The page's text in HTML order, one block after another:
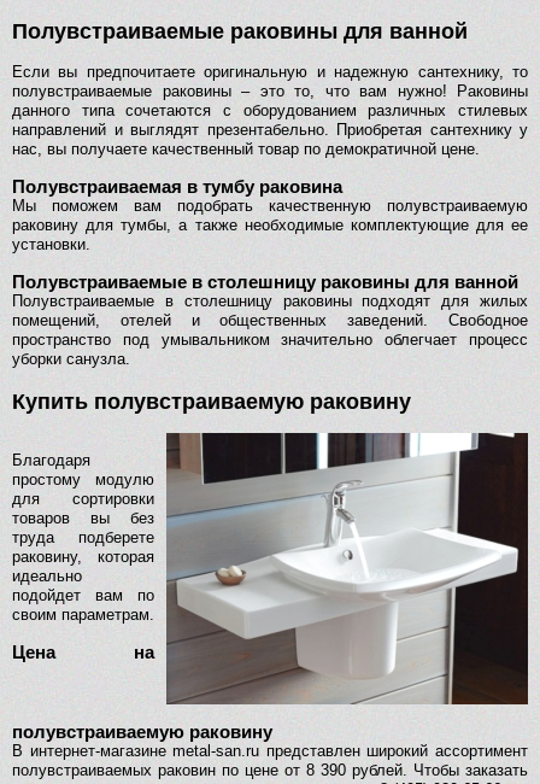
Полувстраиваемые раковины для ванной
Если вы предпочитаете оригинальную и надежную сантехнику, то
полувстраиваемые раковины – это то, что вам нужно! Раковины
данного типа сочетаются с оборудованием различных стилевых
направлений и выглядят презентабельно. Приобретая сантехнику у
нас, вы получаете качественный товар по демократичной цене.
Полувстраиваемая в тумбу раковина
Мы поможем вам подобрать качественную полувстраиваемую
раковину для тумбы, а также необходимые комплектующие для ее
установки.
Полувстраиваемые в столешницу раковины для ванной
Полувстраиваемые в столешницу раковины подходят для жилых
помещений, отелей и общественных заведений. Свободное
пространство под умывальником значительно облегчает процесс
уборки санузла.
Купить полувстраиваемую раковину
Благодаря
простому модулю
для сортировки
товаров вы без
труда подберете
раковину, которая
идеально
подойдет вам по
своим параметрам.
Цена на
полувстраиваемую раковину
В интернет-магазине metal-san.ru представлен широкий ассортимент
полувстраиваемых раковин по цене от 8 390 рублей. Чтобы заказать